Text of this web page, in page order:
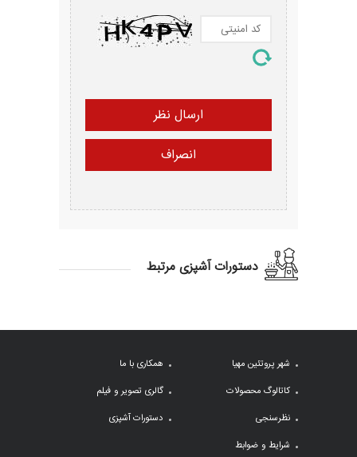
دستورات آشپزی مرتبط
شهر پروتئین مهیا
کاتالوگ محصولات
نظرسنجی
همکاری با ما
گالری تصویر و فیلم
دستورات آشپزی
شرایط و ضوابط